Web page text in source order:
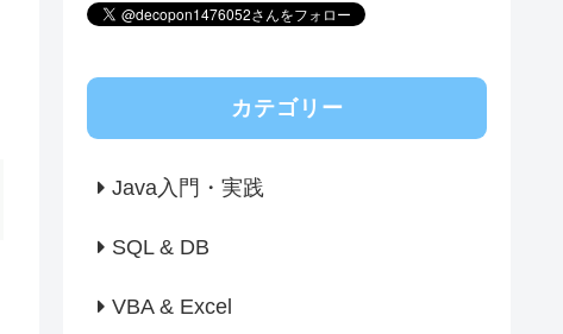
カテゴリー
Java入門・実践
SQL & DB
VBA & Excel